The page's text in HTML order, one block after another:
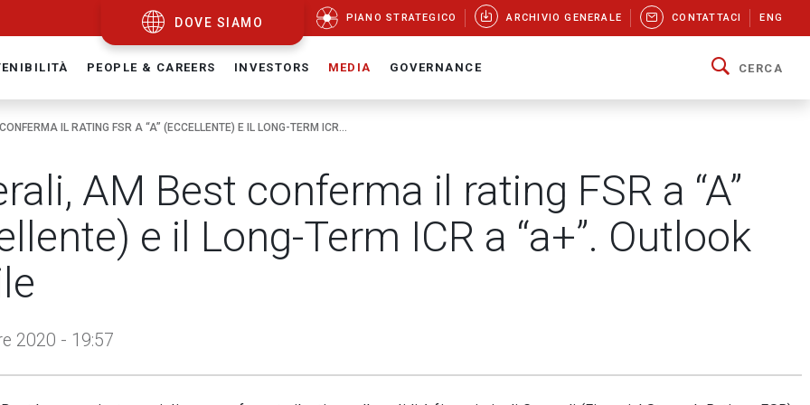
DOVE SIAMO PIANO STRATEGICO ARCHIVIO GENERALE CONTATTACI ENG
PEOPLE & CAREERS INVESTORS MEDIA GOVERNANCE CERCA
IL RATING FSR A “A” (ECCELLENTE) E IL LONG-TERM ICR...
AM Best conferma il rating FSR a “A”
e il Long-Term ICR a “a+”. Outlook
2020 - 19:57